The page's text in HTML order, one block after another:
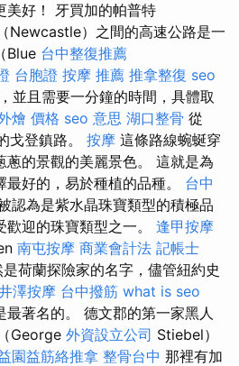
美好！ 牙買加的帕普特
Newcastle）之間的高速公路是一
Blue 台中整復推薦
台胞證 按摩 推薦 推拿整復 seo
並且需要一分鐘的時間，具體取
燴 價格 seo 意思 湖口整骨 從
戈登鎮路。 按摩 這條路線蜿蜒穿
蔥的景觀的美麗景色。 這就是為
好的，易於種植的品種。 台中
認為是紫水晶珠寶類型的積極品
迎的珠寶類型之一。 逢甲按摩
南屯按摩 商業會計法 記帳士
荷蘭探險家的名字，儘管紐約史
澤按摩 台中撥筋 what is seo
最著名的。 德文郡的第一家黑人
George 外資設立公司 Stiebel）
園益筋絡推拿 整骨台中 那裡有加